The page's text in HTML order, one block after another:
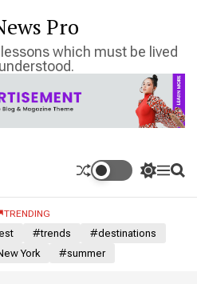
Pro
which must be lived
S
c
M S
TRENDING
#trends
#destinations
York #summer